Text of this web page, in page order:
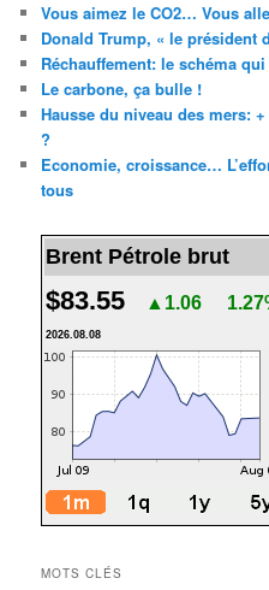
Vous aimez le CO2… Vous
Donald Trump, « le président
Réchauffement: le schéma
Le carbone, ça bulle !
Hausse du niveau des mers:
?
Economie, croissance…
tous
Brent Pétrole brut
$83.55 ▲1.06
2026.08.08
MOTS CLÉS